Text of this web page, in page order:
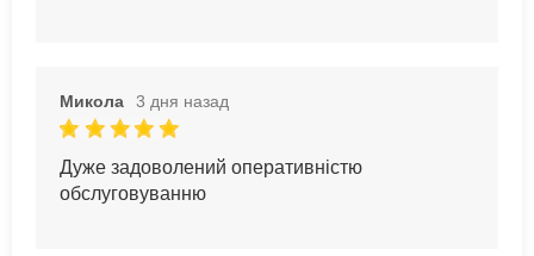
Микола 3 дня назад
Дуже задоволений оперативністю
обслуговуванню